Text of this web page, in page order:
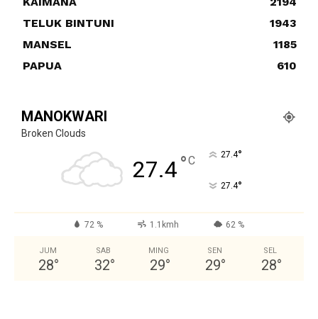
TELUK BINTUNI
1943
MANSEL
1185
PAPUA
610
MANOKWARI
Broken Clouds
27.4°C 27.4°
27.4°
72 % 1.1kmh 62 %
JUM
28°
SAB
32°
MING
29°
SEN
29°
SEL
28°